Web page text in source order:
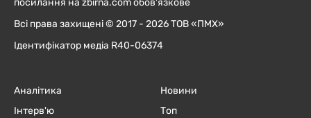
посилання на zbirna.com обов'язкове
Всі права захищені © 2017 - 2026 ТОВ «ПМХ»
Ідентифікатор медіа R40-06374
Аналітика
Інтерв'ю
Новини
Топ